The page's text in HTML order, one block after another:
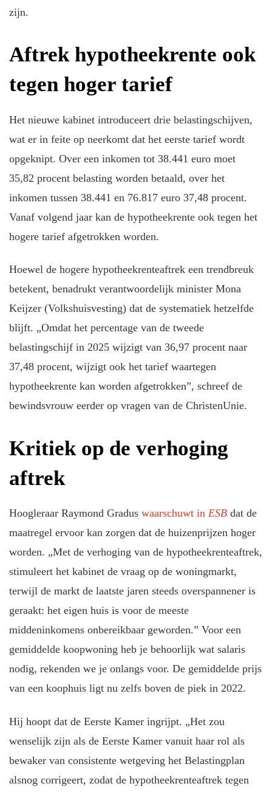
zijn.
Aftrek hypotheekrente ook
tegen hoger tarief
Het nieuwe kabinet introduceert drie belastingschijven,
wat er in feite op neerkomt dat het eerste tarief wordt
opgeknipt. Over een inkomen tot 38.441 euro moet
35,82 procent belasting worden betaald, over het
inkomen tussen 38.441 en 76.817 euro 37,48 procent.
Vanaf volgend jaar kan de hypotheekrente ook tegen het
hogere tarief afgetrokken worden.
Hoewel de hogere hypotheekrenteaftrek een trendbreuk
betekent, benadrukt verantwoordelijk minister Mona
Keijzer (Volkshuisvesting) dat de systematiek hetzelfde
blijft. „Omdat het percentage van de tweede
belastingschijf in 2025 wijzigt van 36,97 procent naar
37,48 procent, wijzigt ook het tarief waartegen
hypotheekrente kan worden afgetrokken”, schreef de
bewindsvrouw eerder op vragen van de ChristenUnie.
Kritiek op de verhoging
aftrek
Hoogleraar Raymond Gradus waarschuwt in ESBdat de
maatregel ervoor kan zorgen dat de huizenprijzen hoger
worden. „Met de verhoging van de hypotheekrenteaftrek,
stimuleert het kabinet de vraag op de woningmarkt,
terwijl de markt de laatste jaren steeds overspannener is
geraakt: het eigen huis is voor de meeste
middeninkomens onbereikbaar geworden.” Voor een
gemiddelde koopwoning heb je behoorlijk wat salaris
nodig, rekenden we je onlangs voor. De gemiddelde prijs
van een koophuis ligt nu zelfs boven de piek in 2022.
Hij hoopt dat de Eerste Kamer ingrijpt. „Het zou
wenselijk zijn als de Eerste Kamer vanuit haar rol als
bewaker van consistente wetgeving het Belastingplan
alsnog corrigeert, zodat de hypotheekrenteaftrek tegen